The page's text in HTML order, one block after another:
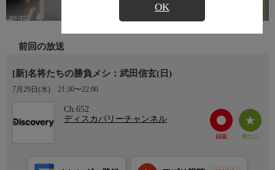
OK
前回の放送
[新]名将たちの勝負メシ：武田信玄(日)
7月29日(水) 21:30〜22:00
Ch.652
ディスカバリーチャンネル